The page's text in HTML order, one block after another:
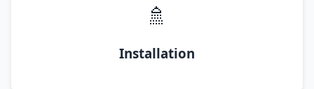
🚿
Installation